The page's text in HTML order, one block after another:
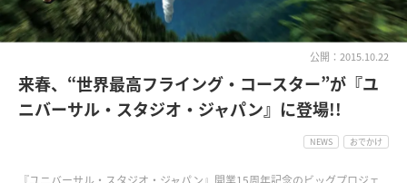
公開：2015.10.22
来春、“世界最高フライング・コースター”が『ユ
ニバーサル・スタジオ・ジャパン』に登場!!
NEWS おでかけ
『ユニバーサル・スタジオ・ジャパン』開業15周年記念のビッグプロジェ